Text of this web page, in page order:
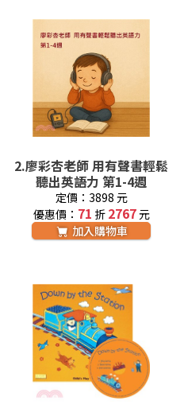
2.廖彩杏老師 用有聲書輕鬆
聽出英語力 第1-4週
定價：3898 元
優惠價： 71 折 2767元
加入購物車